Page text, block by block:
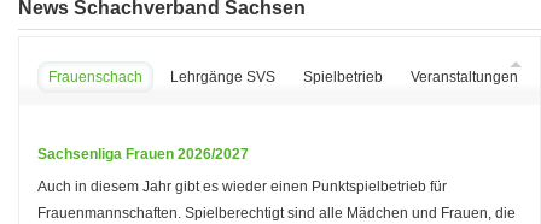
News Schachverband Sachsen
Frauenschach Lehrgänge SVS Spielbetrieb Veranstaltungen
Sachsenliga Frauen 2026/2027
Auch in diesem Jahr gibt es wieder einen Punktspielbetrieb für
Frauenmannschaften. Spielberechtigt sind alle Mädchen und Frauen, die